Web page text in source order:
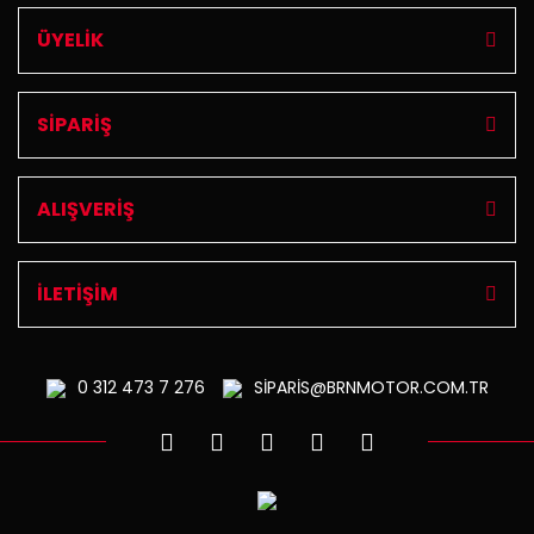
ÜYELİK
SİPARİŞ
ALIŞVERİŞ
İLETİŞİM
0 312473 7 276 SİPARİS@BRNMOTOR.COM.TR